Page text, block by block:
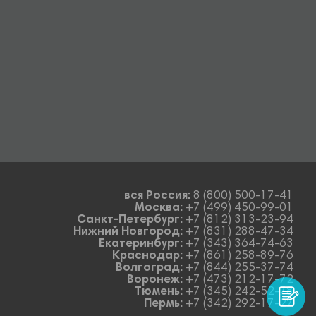
вся Россия: 8 (800) 500-17-41
Москва: +7 (499) 450-99-01
Санкт-Петербург: +7 (812) 313-23-94
Нижний Новгород: +7 (831) 288-47-34
Екатеринбург: +7 (343) 364-74-63
Краснодар: +7 (861) 258-89-76
Волгоград: +7 (844) 255-37-74
Воронеж: +7 (473) 212-17-72
Тюмень: +7 (345) 242-52-78
Пермь: +7 (342) 292-17-27